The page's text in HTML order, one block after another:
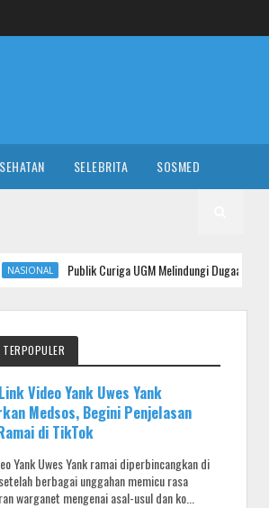
SELEBRITA SOSMED
Curiga UGM Melindungi Dugaan Ijazah Palsu Jokowi
Video Yank Uwes Yank
Medsos, Begini Penjelasan
di TikTok
Yank Uwes Yank ramai diperbincangkan di
berbagai unggahan memicu rasa
warganet mengenai asal-usul dan ko...